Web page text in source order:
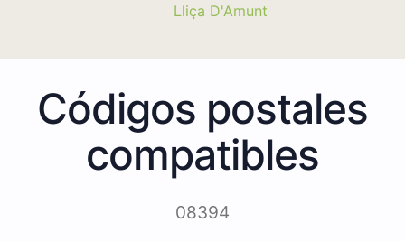
Lliça D'Amunt
Códigos postales
compatibles
08394